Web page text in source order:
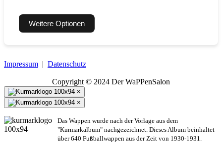
Weitere Optionen
Impressum | Datenschutz
Copyright © 2024 Der WaPPenSalon
×
×
Das Wappen wurde nach der Vorlage aus dem
"Kurmarkalbum" nachgezeichnet. Dieses Album beinhaltet
über 640 Fußballwappen aus der Zeit von 1930-1931.